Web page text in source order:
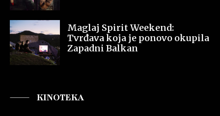
Maglaj Spirit Weekend:
Tvrđava koja je ponovo okupila
Zapadni Balkan
KINOTEKA